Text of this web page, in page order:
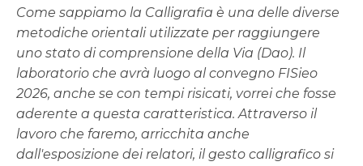
Come sappiamo la Calligrafia è una delle diverse
metodiche orientali utilizzate per raggiungere
uno stato di comprensione della Via (Dao). Il
laboratorio che avrà luogo al convegno FISieo
2026, anche se con tempi risicati, vorrei che fosse
aderente a questa caratteristica. Attraverso il
lavoro che faremo, arricchita anche
dall'esposizione dei relatori, il gesto calligrafico si